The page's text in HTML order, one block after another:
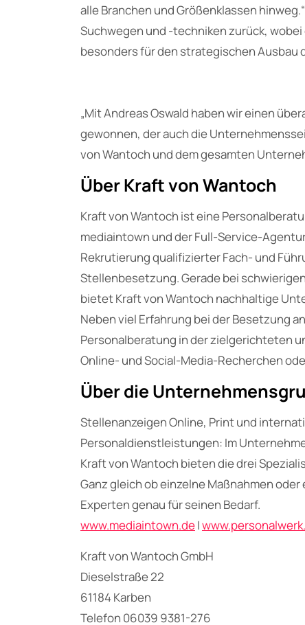
alle Branchen und Größenklassen
Suchwegen und -techniken zurück,
besonders für den strategischen Ausbau
„Mit Andreas Oswald haben wir einen
gewonnen, der auch die
von Wantoch und dem gesamten
Über Kraft von Wantoch
Kraft von Wantoch ist eine
mediaintown und der Full-Service-
Rekrutierung qualifizierter Fach- und
Stellenbesetzung. Gerade bei
bietet Kraft von Wantoch nachhaltige
Neben viel Erfahrung bei der Besetzung
Personalberatung in der zielgerichteten
Online- und Social-Media-Recherchen
Über die
Stellenanzeigen Online, Print und
Personaldienstleistungen: Im
Kraft von Wantoch bieten die drei
Ganz gleich ob einzelne Maßnahmen
Experten genau für seinen Bedarf.
www.mediaintown.de|
Kraft von Wantoch GmbH
Dieselstraße 22
61184 Karben
Telefon 06039 9381-276